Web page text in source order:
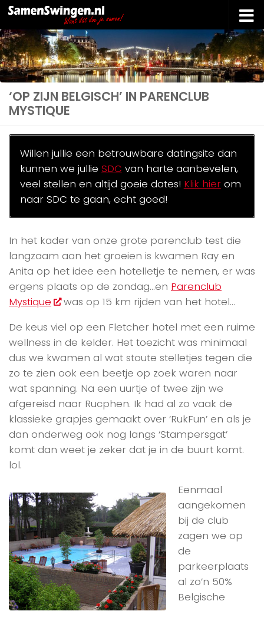
Doorgaan naar inhoud
‘OP ZIJN BELGISCH’ IN PARENCLUB
MYSTIQUE
Willen jullie een betrouwbare datingsite dan
kunnen we jullie SDC van harte aanbevelen,
veel stellen en altijd goeie dates! Klik hierom
naar SDC te gaan, echt goed!
In het kader van onze grote parenclub test die
langzaam aan het groeien is kwamen Ray en
Anita op het idee een hotelletje te nemen, er was
ergens plaats op de zondag…en Parenclub
Mystique
was op 15 km rijden van het hotel…
De keus viel op een Fletcher hotel met een ruime
wellness in de kelder. Het toezicht was minimaal
dus we kwamen al wat stoute stelletjes tegen die
zo te zien ook een beetje op zoek waren naar
wat spanning. Na een uurtje of twee zijn we
afgereisd naar Rucphen. Ik had al zo vaak de
klassieke grapjes gemaakt over ‘RukFun’ en als je
dan onderweg ook nog langs ‘Stampersgat’
komt dan weet je zeker dat je in de buurt komt.
lol.
Eenmaal
aangekomen
bij de club
zagen we op
de
parkeerplaats
al zo’n 50%
Belgische